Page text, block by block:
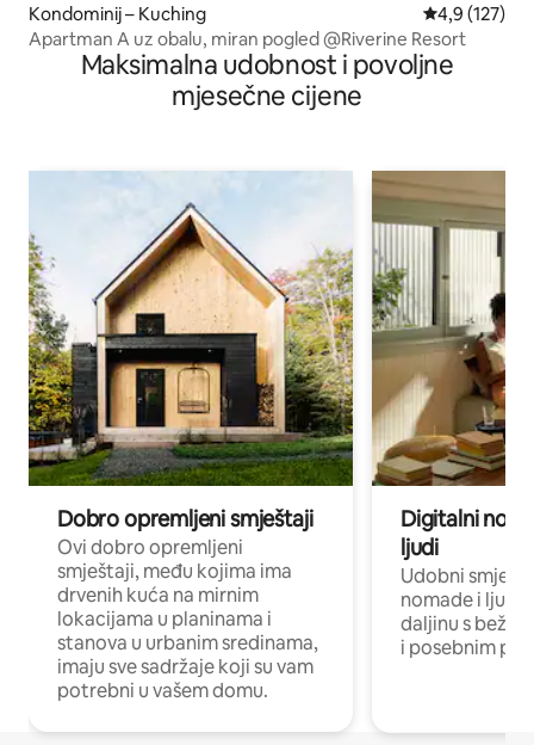
Kondominij – Kuching Prosječna
4,9 (127)
Apartman A uz obalu, miran pogled @Riverine Resort
Maksimalna udobnost i povoljne
mjesečne cijene
Dobro opremljeni smještaji
Ovi dobro opremljeni
smještaji, među kojima ima
drvenih kuća na mirnim
lokacijama u planinama i
stanova u urbanim sredinama,
imaju sve sadržaje koji su vam
potrebni u vašem domu.
Digitalni
ljudi
Udobni
nomade i ljude
daljinu s
i posebnim